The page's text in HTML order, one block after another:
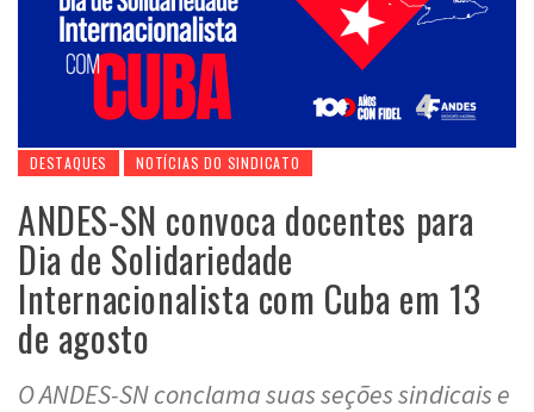
DESTAQUES NOTÍCIAS DO SINDICATO
ANDES-SN convoca docentes para
Dia de Solidariedade
Internacionalista com Cuba em 13
de agosto
O ANDES-SN conclama suas seções sindicais e